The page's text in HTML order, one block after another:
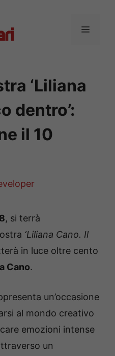
MENU
‘Liliana
dentro’:
il 10
, si terrà
‘Liliana Cano. Il
in luce oltre cento
Cano.
un’occasione
al mondo creativo
emozioni intense
un